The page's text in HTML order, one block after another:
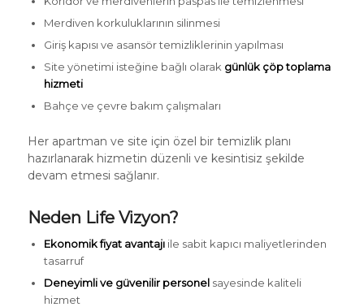
Merdiven korkuluklarının silinmesi
Giriş kapısı ve asansör temizliklerinin yapılması
Site yönetimi isteğine bağlı olarak günlük çöp toplama
hizmeti
Bahçe ve çevre bakım çalışmaları
Her apartman ve site için özel bir temizlik planı
hazırlanarak hizmetin düzenli ve kesintisiz şekilde
devam etmesi sağlanır.
Neden Life Vizyon?
Ekonomik fiyat avantajıile sabit kapıcı maliyetlerinden
tasarruf
Deneyimli ve güvenilir personelsayesinde kaliteli
hizmet